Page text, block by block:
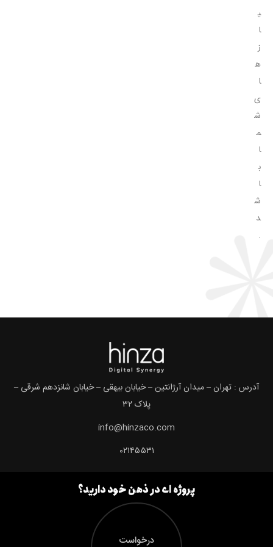
ی
ا
ز
ه
ا
ی
ش
م
ا
ب
ا
ش
د
.
آدرس : تهران – میدان آرژانتین – خیابان بیهقی – خیابان شانزدهم شرقی –
پلاک ۳۲
info@hinzaco.com
۰۲۱۴۵۵۳۱
پروژه ای در ذهن خود دارید؟
درخواست